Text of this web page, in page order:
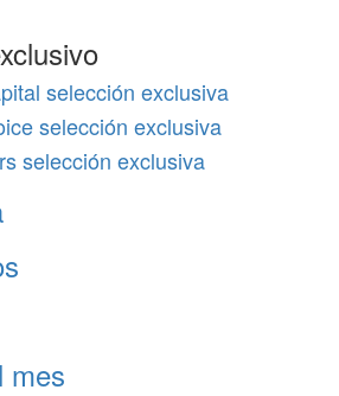
selección exclusiva
selección exclusiva
selección exclusiva
mes